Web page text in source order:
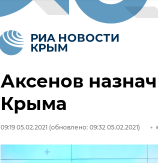
Аксенов
Крыма
09:19 05.02.2021 (обновлено: 09:32 05.02.2021)